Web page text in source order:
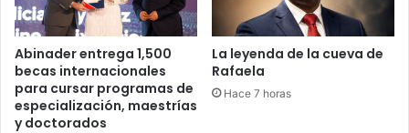
Abinader entrega 1,500
becas internacionales
para cursar programas de
especialización, maestrías
y doctorados
La leyenda de la cueva de
Rafaela
Hace 7 horas